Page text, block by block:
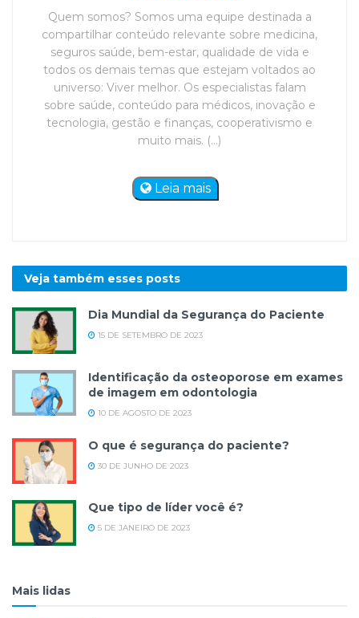
Quem somos? Somos uma equipe destinada a
compartilhar conteúdo relevante sobre medicina,
seguros saúde, bem-estar, qualidade de vida e
todos os demais temas que estejam voltados ao
universo: Viver melhor. Os especialistas falam
sobre saúde, conteúdo para médicos, inovação e
tecnologia, gestão e finanças, cooperativismo e
muito mais. (...)
Leia mais
Veja também esses posts
Dia Mundial da Segurança do Paciente
15 DE SETEMBRO DE 2023
Identificação da osteoporose em exames
de imagem em odontologia
10 DE AGOSTO DE 2023
O que é segurança do paciente?
30 DE JUNHO DE 2023
Que tipo de líder você é?
5 DE JANEIRO DE 2023
Mais lidas